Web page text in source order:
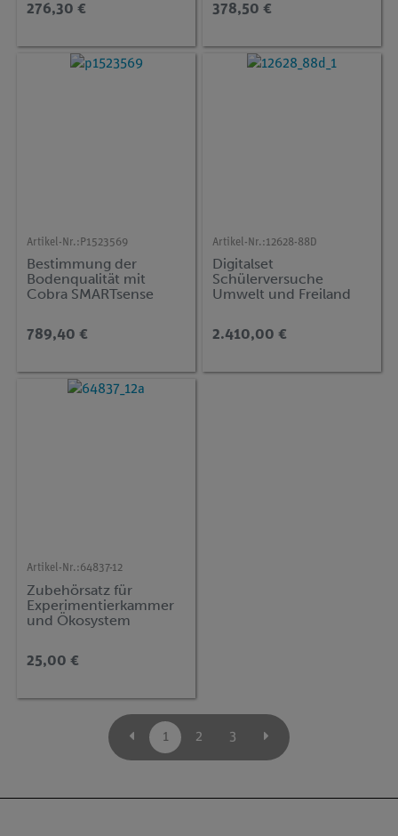
276,30 € 378,50 €
Artikel-Nr.: P1523569
Bestimmung der
Bodenqualität mit
Cobra SMARTsense
789,40 €
Artikel-Nr.:12628-88D
Digitalset
Schülerversuche
Umwelt und Freiland
advanced Biologie
2.410,00 €
Artikel-Nr.:64837-12
Zubehörsatz für
Experimentierkammer
und Ökosystem
25,00 €
1 2 3